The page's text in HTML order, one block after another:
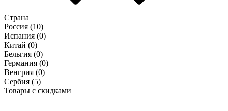
Страна
Россия (10)
Испания (0)
Китай (0)
Бельгия (0)
Германия (0)
Венгрия (0)
Сербия (5)
Товары с скидками